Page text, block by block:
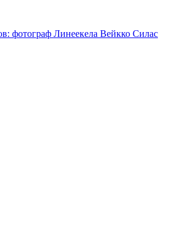
фотограф Линеекела Вейкко Силас